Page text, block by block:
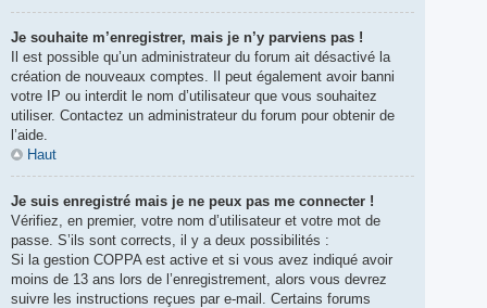
Je souhaite m’enregistrer, mais je n’y parviens pas !
Il est possible qu’un administrateur du forum ait désactivé la
création de nouveaux comptes. Il peut également avoir banni
votre IP ou interdit le nom d’utilisateur que vous souhaitez
utiliser. Contactez un administrateur du forum pour obtenir de
l’aide.
Haut
Je suis enregistré mais je ne peux pas me connecter !
Vérifiez, en premier, votre nom d’utilisateur et votre mot de
passe. S’ils sont corrects, il y a deux possibilités :
Si la gestion COPPA est active et si vous avez indiqué avoir
moins de 13 ans lors de l’enregistrement, alors vous devrez
suivre les instructions reçues par e-mail. Certains forums